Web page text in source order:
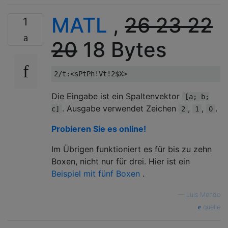
1 MATL , 262322
20 18 Bytes
Die Eingabe ist ein Spaltenvektor
[a; b;
c]
. Ausgabe verwendet Zeichen 2 , 1 , 0 .
Probieren Sie es online!
Im Übrigen funktioniert es für bis zu zehn
Boxen, nicht nur für drei. Hier ist ein
Beispiel mit fünf Boxen .
Luis Mendo
quelle